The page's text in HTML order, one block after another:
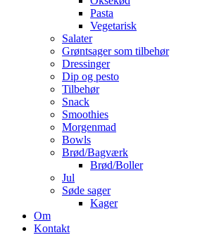
Pasta
Vegetarisk
Salater
Grøntsager som tilbehør
Dressinger
Dip og pesto
Tilbehør
Snack
Smoothies
Morgenmad
Bowls
Brød/Bagværk
Brød/Boller
Jul
Søde sager
Kager
Om
Kontakt